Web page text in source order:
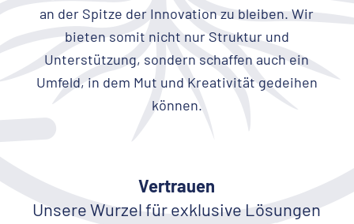
an der Spitze der Innovation zu bleiben. Wir
bieten somit nicht nur Struktur und
Unterstützung, sondern schaffen auch ein
Umfeld, in dem Mut und Kreativität gedeihen
können.
Vertrauen
Unsere Wurzel für exklusive Lösungen